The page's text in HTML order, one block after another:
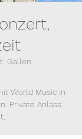
Gallen
World Music in
Private Anlass,